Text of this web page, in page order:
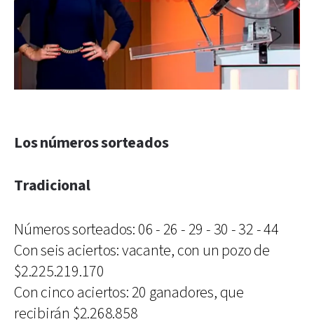
Los números sorteados
Tradicional
Números sorteados: 06 - 26 - 29 - 30 - 32 - 44
Con seis aciertos: vacante, con un pozo de
$2.225.219.170
Con cinco aciertos: 20 ganadores, que
recibirán $2.268.858